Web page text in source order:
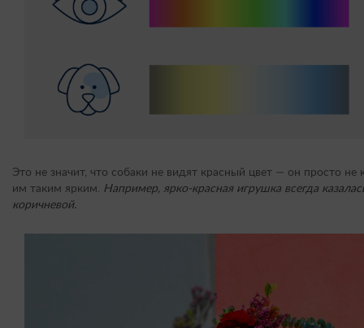
Это не значит, что собаки не видят красный цвет — он просто не
им таким ярким. Например, ярко-красная игрушка всегда
коричневой.